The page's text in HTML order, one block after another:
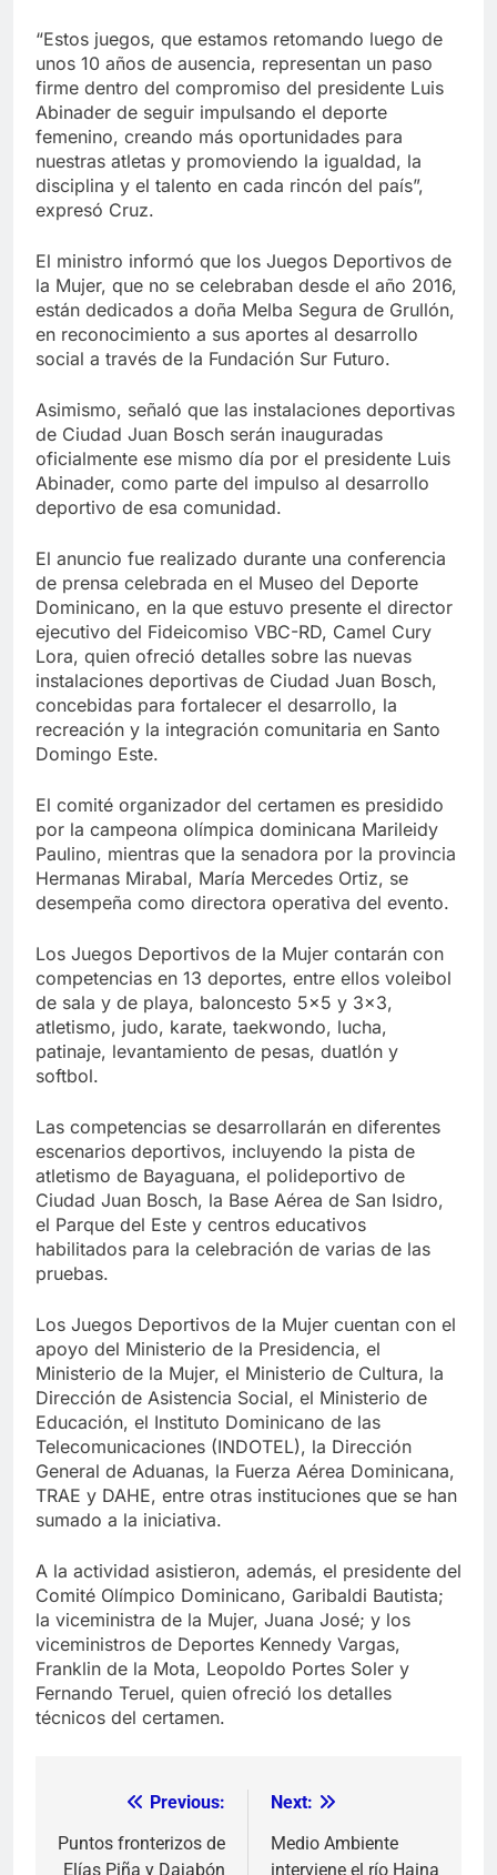
“Estos juegos, que estamos retomando luego de
unos 10 años de ausencia, representan un paso
firme dentro del compromiso del presidente Luis
Abinader de seguir impulsando el deporte
femenino, creando más oportunidades para
nuestras atletas y promoviendo la igualdad, la
disciplina y el talento en cada rincón del país”,
expresó Cruz.
El ministro informó que los Juegos Deportivos de
la Mujer, que no se celebraban desde el año 2016,
están dedicados a doña Melba Segura de Grullón,
en reconocimiento a sus aportes al desarrollo
social a través de la Fundación Sur Futuro.
Asimismo, señaló que las instalaciones deportivas
de Ciudad Juan Bosch serán inauguradas
oficialmente ese mismo día por el presidente Luis
Abinader, como parte del impulso al desarrollo
deportivo de esa comunidad.
El anuncio fue realizado durante una conferencia
de prensa celebrada en el Museo del Deporte
Dominicano, en la que estuvo presente el director
ejecutivo del Fideicomiso VBC-RD, Camel Cury
Lora, quien ofreció detalles sobre las nuevas
instalaciones deportivas de Ciudad Juan Bosch,
concebidas para fortalecer el desarrollo, la
recreación y la integración comunitaria en Santo
Domingo Este.
El comité organizador del certamen es presidido
por la campeona olímpica dominicana Marileidy
Paulino, mientras que la senadora por la provincia
Hermanas Mirabal, María Mercedes Ortiz, se
desempeña como directora operativa del evento.
Los Juegos Deportivos de la Mujer contarán con
competencias en 13 deportes, entre ellos voleibol
de sala y de playa, baloncesto 5×5 y 3×3,
atletismo, judo, karate, taekwondo, lucha,
patinaje, levantamiento de pesas, duatlón y
softbol.
Las competencias se desarrollarán en diferentes
escenarios deportivos, incluyendo la pista de
atletismo de Bayaguana, el polideportivo de
Ciudad Juan Bosch, la Base Aérea de San Isidro,
el Parque del Este y centros educativos
habilitados para la celebración de varias de las
pruebas.
Los Juegos Deportivos de la Mujer cuentan con el
apoyo del Ministerio de la Presidencia, el
Ministerio de la Mujer, el Ministerio de Cultura, la
Dirección de Asistencia Social, el Ministerio de
Educación, el Instituto Dominicano de las
Telecomunicaciones (INDOTEL), la Dirección
General de Aduanas, la Fuerza Aérea Dominicana,
TRAE y DAHE, entre otras instituciones que se han
sumado a la iniciativa.
A la actividad asistieron, además, el presidente del
Comité Olímpico Dominicano, Garibaldi Bautista;
la viceministra de la Mujer, Juana José; y los
viceministros de Deportes Kennedy Vargas,
Franklin de la Mota, Leopoldo Portes Soler y
Fernando Teruel, quien ofreció los detalles
técnicos del certamen.
Navegación
de
Previous:
Puntos fronterizos de
Elías Piña y Dajabón
Next:
Medio Ambiente
interviene el río Haina